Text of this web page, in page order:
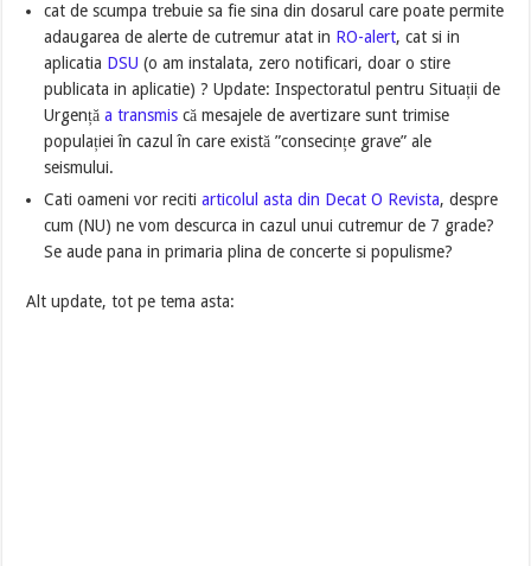
cat de scumpa trebuie sa fie sina din dosarul care poate permite
adaugarea de alerte de cutremur atat in RO-alert, cat si in
aplicatia DSU (o am instalata, zero notificari, doar o stire
publicata in aplicatie) ? Update: Inspectoratul pentru Situații de
Urgențăa transmis că mesajele de avertizare sunt trimise
populației în cazul în care există ”consecințe grave” ale
seismului.
Cati oameni vor recitiarticolul asta din Decat O Revista, despre
cum (NU) ne vom descurca in cazul unui cutremur de 7 grade?
Se aude pana in primaria plina de concerte si populisme?
Alt update, tot pe tema asta: